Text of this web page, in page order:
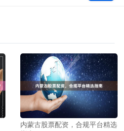
内蒙古股票配资，合规平台精选